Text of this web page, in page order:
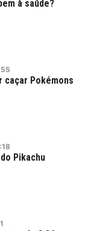
à saúde?
Pokémons
Pikachu